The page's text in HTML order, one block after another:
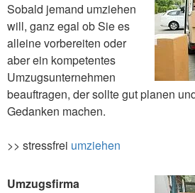
Sobald jemand umziehen
will, ganz egal ob Sie es
alleine vorbereiten oder
aber ein kompetentes
Umzugsunternehmen
beauftragen, der sollte gut planen
Gedanken machen.
>> stressfrei umziehen
Umzugsfirma